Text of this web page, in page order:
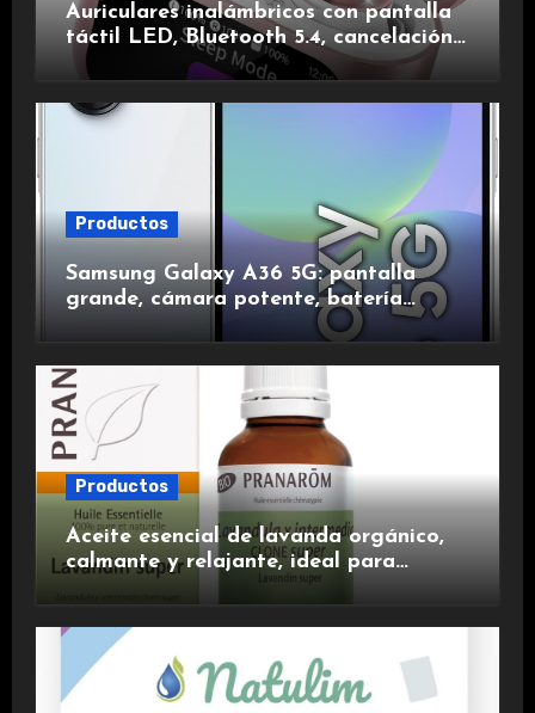
Auriculares inalámbricos con pantalla
táctil LED, Bluetooth 5.4, cancelación
de ruido, impermeables y de larga
Productos
Samsung Galaxy A36 5G: pantalla
grande, cámara potente, batería
duradera y carga rápida para una
Productos
Aceite esencial de lavanda orgánico,
calmante y relajante, ideal para